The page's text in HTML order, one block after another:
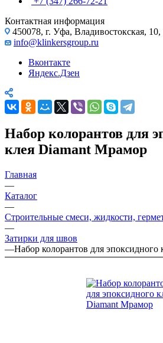
Контактная информация
450078, г. Уфа, Владивостокская,
info@klinkersgroup.ru
Вконтакте
Яндекс.Дзен
Набор колорантов для
клея Diamant Мрамор
Главная
—
Каталог
—
Строительные смеси, жидкости,
—
Затирки для швов
—Набор колорантов для